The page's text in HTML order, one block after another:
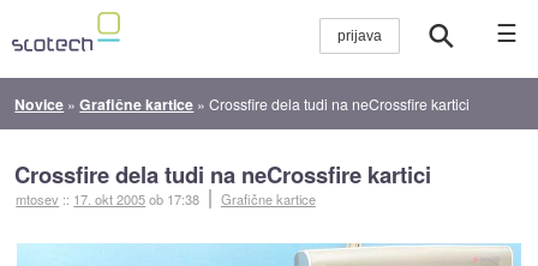
☰
Novice »Grafične kartice »Crossfire dela tudi na neCrossfire kartici
Crossfire dela tudi na neCrossfire kartici
mtosev :: 17. okt 2005ob 17:38 Grafične kartice